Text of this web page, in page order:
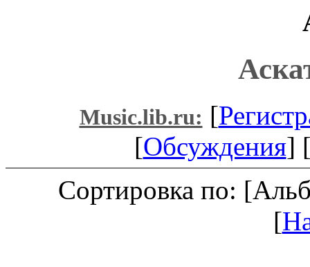
Music.lib.ru: [
[Обсуждения]
Сортировка по:
[